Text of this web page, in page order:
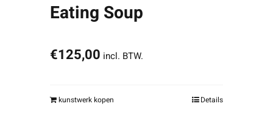
Eating Soup
€125,00 incl. BTW.
kunstwerk kopen Details